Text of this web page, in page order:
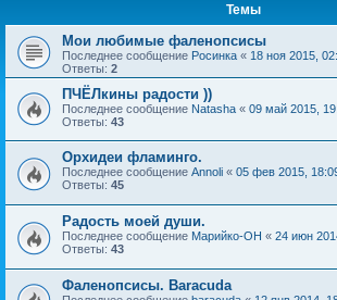
Темы
Мои любимые фаленопсисы
Последнее сообщение Росинка « 18 ноя 2015,
Ответы: 2
ПЧЁЛкины радости ))
Последнее сообщение Natasha « 09 май 2015,
Ответы: 43
Орхидеи фламинго.
Последнее сообщение Annoli « 05 фев 2015,
Ответы: 45
Радость моей души.
Последнее сообщение Марийко-ОН « 24 июн
Ответы: 43
Фаленопсисы. Baracuda